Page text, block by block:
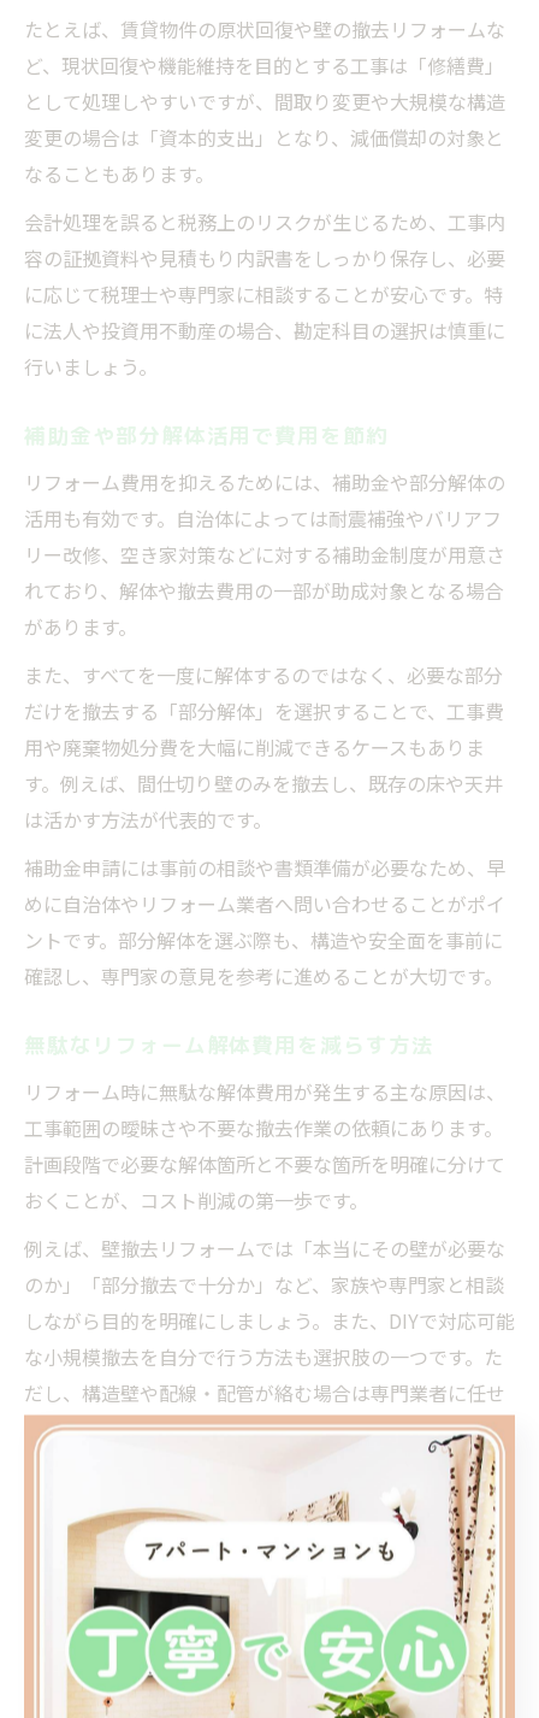
たとえば、賃貸物件の原状回復や壁の撤去リフォームな
ど、現状回復や機能維持を目的とする工事は「修繕費」
として処理しやすいですが、間取り変更や大規模な構造
変更の場合は「資本的支出」となり、減価償却の対象と
なることもあります。
会計処理を誤ると税務上のリスクが生じるため、工事内
容の証拠資料や見積もり内訳書をしっかり保存し、必要
に応じて税理士や専門家に相談することが安心です。特
に法人や投資用不動産の場合、勘定科目の選択は慎重に
行いましょう。
補助金や部分解体活用で費用を節約
リフォーム費用を抑えるためには、補助金や部分解体の
活用も有効です。自治体によっては耐震補強やバリアフ
リー改修、空き家対策などに対する補助金制度が用意さ
れており、解体や撤去費用の一部が助成対象となる場合
があります。
また、すべてを一度に解体するのではなく、必要な部分
だけを撤去する「部分解体」を選択することで、工事費
用や廃棄物処分費を大幅に削減できるケースもありま
す。例えば、間仕切り壁のみを撤去し、既存の床や天井
は活かす方法が代表的です。
補助金申請には事前の相談や書類準備が必要なため、早
めに自治体やリフォーム業者へ問い合わせることがポイ
ントです。部分解体を選ぶ際も、構造や安全面を事前に
確認し、専門家の意見を参考に進めることが大切です。
無駄なリフォーム解体費用を減らす方法
リフォーム時に無駄な解体費用が発生する主な原因は、
工事範囲の曖昧さや不要な撤去作業の依頼にあります。
計画段階で必要な解体箇所と不要な箇所を明確に分けて
おくことが、コスト削減の第一歩です。
例えば、壁撤去リフォームでは「本当にその壁が必要な
のか」「部分撤去で十分か」など、家族や専門家と相談
しながら目的を明確にしましょう。また、DIYで対応可能
な小規模撤去を自分で行う方法も選択肢の一つです。た
だし、構造壁や配線・配管が絡む場合は専門業者に任せ
るのが安全です。
工事前の現地調査やヒアリングをしっかり行い、見積も
り内容を細かくチェックすることで、後から「予定外の
解体費用がかかった」といった失敗を防げます。経験豊
富な業者選びも、無駄な費用を減らす大きなポイントで